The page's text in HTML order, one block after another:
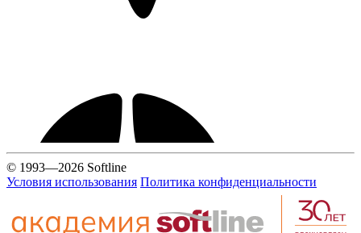
© 1993—2026 Softline
Условия использования Политика конфиденциальности